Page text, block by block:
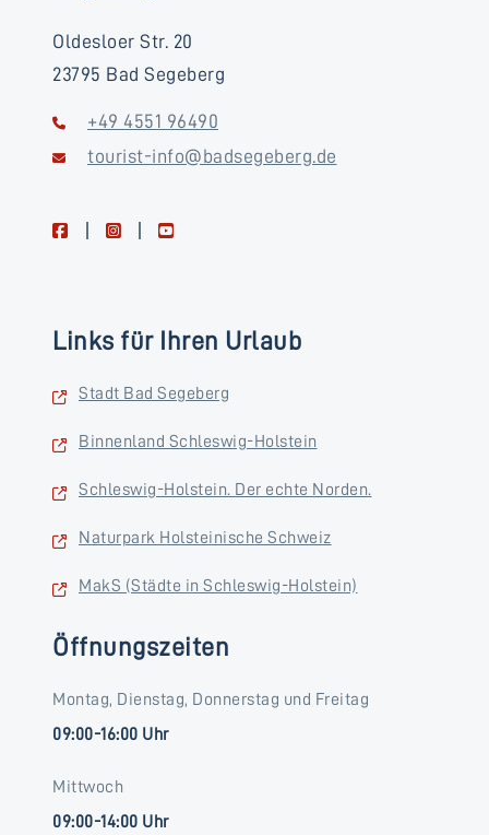
Oldesloer Str. 20
23795 Bad Segeberg
+49 4551 96490
tourist-info@badsegeberg.de
facebookinstagramyoutube
Links für Ihren Urlaub
Stadt Bad Segeberg
Binnenland Schleswig-Holstein
Schleswig-Holstein. Der echte Norden.
Naturpark Holsteinische Schweiz
MakS (Städte in Schleswig-Holstein)
Öffnungszeiten
Montag, Dienstag, Donnerstag und Freitag
09:00-16:00 Uhr
Mittwoch
09:00-14:00 Uhr